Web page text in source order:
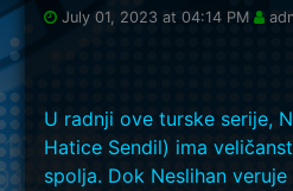
July 01, 2023 at 04:14 PM
U radnji ove turske serije,
Hatice Sendil) ima
spolja. Dok Neslihan